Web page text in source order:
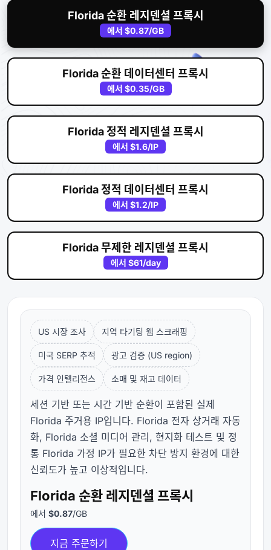
Florida 순환 레지덴셜 프록시
에서 $0.87/GB
Florida 순환 데이터센터 프록시
에서 $0.35/GB
Florida 정적 레지덴셜 프록시
에서 $1.6/IP
Florida 정적 데이터센터 프록시
에서 $1.2/IP
Florida 무제한 레지덴셜 프록시
에서 $61/day
US 시장 조사 지역 타기팅 웹 스크래핑
미국 SERP 추적 광고 검증 (US region)
가격 인텔리전스 소매 및 재고 데이터
세션 기반 또는 시간 기반 순환이 포함된 실제
Florida 주거용 IP입니다. Florida 전자 상거래 자동
화, Florida 소셜 미디어 관리, 현지화 테스트 및 정
통 Florida 가정 IP가 필요한 차단 방지 환경에 대한
신뢰도가 높고 이상적입니다.
Florida 순환 레지덴셜 프록시
에서 $0.87/GB
지금 주문하기